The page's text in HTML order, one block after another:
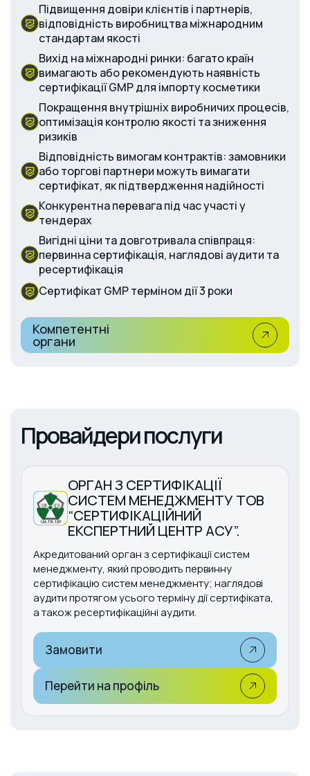
Підвищення довіри клієнтів і партнерів,
відповідність виробництва міжнародним
стандартам якості
Вихід на міжнародні ринки: багато країн
вимагають або рекомендують наявність
сертифікації GMP для імпорту косметики
Покращення внутрішніх виробничих процесів,
оптимізація контролю якості та зниження
ризиків
Відповідність вимогам контрактів: замовники
або торгові партнери можуть вимагати
сертифікат, як підтвердження надійності
Конкурентна перевага під час участі у
тендерах
Вигідні ціни та довготривала співпраця:
первинна сертифікація, наглядові аудити та
ресертифікація
Сертифікат GMP терміном дії 3 роки
Компетентні
органи
Провайдери послуги
ОРГАН З СЕРТИФІКАЦІЇ
СИСТЕМ МЕНЕДЖМЕНТУ ТОВ
“СЕРТИФІКАЦІЙНИЙ
ЕКСПЕРТНИЙ ЦЕНТР АСУ”.
Акредитований орган з сертифікації систем
менеджменту, який проводить первинну
сертифікацію систем менеджменту; наглядові
аудити протягом усього терміну дії сертифіката,
а також ресертифікаційні аудити.
Замовити
Перейти на профіль